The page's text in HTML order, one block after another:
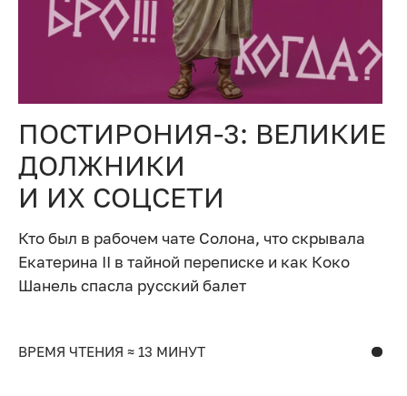
ПОСТИРОНИЯ-3: ВЕЛИКИЕ
ДОЛЖНИКИ
И ИХ СОЦСЕТИ
Кто был в рабочем чате Солона, что скрывала
Екатерина II в тайной переписке и как Коко
Шанель спасла русский балет
ВРЕМЯ ЧТЕНИЯ ≈ 13 МИНУТ